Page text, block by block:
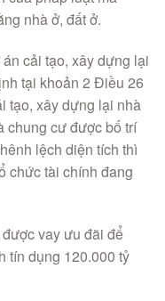
nhà ở, đất ở.
cải tạo, xây dựng lại
tại khoản 2 Điều 26
tạo, xây dựng lại nhà
chung cư được bố trí
lệch diện tích thì
chức tài chính đang
vay ưu đãi để
tín dụng 120.000 tỷ